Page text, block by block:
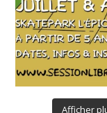
Afficher